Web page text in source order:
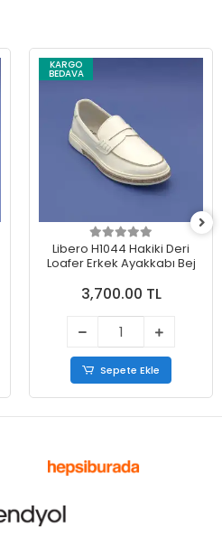
KARGO
BEDAVA
Libero H1044 Hakiki Deri
Loafer Erkek Ayakkabı Bej
3,700.00 TL
Sepete Ekle